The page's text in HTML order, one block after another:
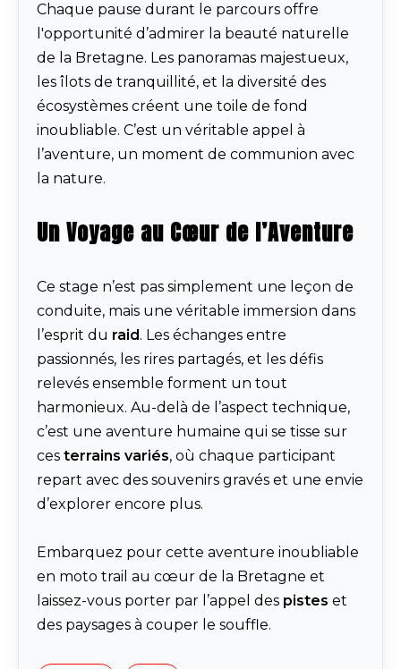
Chaque pause durant le parcours offre
l'opportunité d’admirer la beauté naturelle
de la Bretagne. Les panoramas majestueux,
les îlots de tranquillité, et la diversité des
écosystèmes créent une toile de fond
inoubliable. C’est un véritable appel à
l’aventure, un moment de communion avec
la nature.
Un Voyage au Cœur de l’Aventure
Ce stage n’est pas simplement une leçon de
conduite, mais une véritable immersion dans
l’esprit du raid. Les échanges entre
passionnés, les rires partagés, et les défis
relevés ensemble forment un tout
harmonieux. Au-delà de l’aspect technique,
c’est une aventure humaine qui se tisse sur
ces terrains variés, où chaque participant
repart avec des souvenirs gravés et une envie
d’explorer encore plus.
Embarquez pour cette aventure inoubliable
en moto trail au cœur de la Bretagne et
laissez-vous porter par l’appel des pistes et
des paysages à couper le souffle.